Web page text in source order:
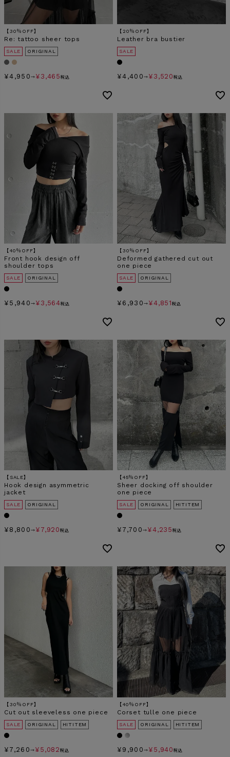
【30％OFF】
Re: tattoo sheer tops
SALE ORIGINAL
¥4,950 → ¥ 3,465 税込
【20％OFF】
Leather bra bustier
SALE
¥4,400 → ¥ 3,520 税込
【40％OFF】
Front hook design off
shoulder tops
SALE ORIGINAL
¥ 5,940 → ¥ 3,564税込
【30％OFF】
Deformed gathered cut out
one piece
SALE ORIGINAL
¥ 6,930 → ¥4,851 税込
【SALE】
Hook design asymmetric
jacket
SALE ORIGINAL
¥ 8,800 → ¥ 7,920 税込
【45％OFF】
Sheer docking off shoulder
one piece
SALE ORIGINAL HITITEM
¥ 7,700 → ¥4,235 税込
【30％OFF】
Cut out sleeveless one piece
SALE ORIGINAL HITITEM
¥ 7,260 → ¥ 5,082 税込
【40％OFF】
Corset tulle one piece
SALE ORIGINAL HITITEM
¥ 9,900 → ¥ 5,940 税込